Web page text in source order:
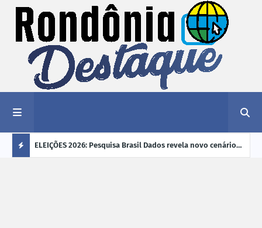
a mais ELEIÇÕES 2026: Pesquisa Brasil Dados revela novo cenário